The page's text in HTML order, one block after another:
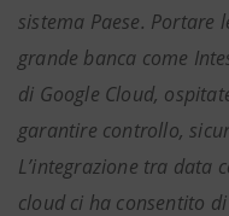
sistema Paese.
grande banca come
di Google Cloud,
garantire controllo,
L’integrazione tra data
cloud ci ha consentito